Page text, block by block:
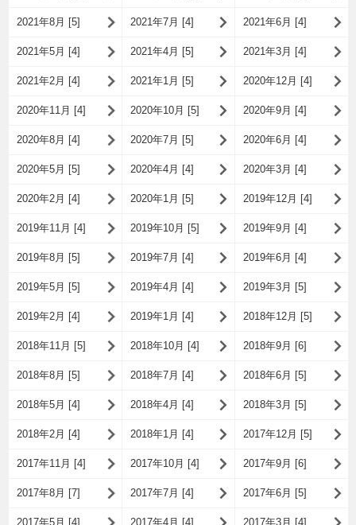
2021年8月 [5] 2021年7月 [4] 2021年6月 [4]
2021年5月 [4] 2021年4月 [5] 2021年3月 [4]
2021年2月 [4] 2021年1月 [5] 2020年12月 [4]
2020年11月 [4] 2020年10月 [5] 2020年9月 [4]
2020年8月 [4] 2020年7月 [5] 2020年6月 [4]
2020年5月 [5] 2020年4月 [4] 2020年3月 [4]
2020年2月 [4] 2020年1月 [5] 2019年12月 [4]
2019年11月 [4] 2019年10月 [5] 2019年9月 [4]
2019年8月 [5] 2019年7月 [4] 2019年6月 [4]
2019年5月 [5] 2019年4月 [4] 2019年3月 [5]
2019年2月 [4] 2019年1月 [4] 2018年12月 [5]
2018年11月 [5] 2018年10月 [4] 2018年9月 [6]
2018年8月 [5] 2018年7月 [4] 2018年6月 [5]
2018年5月 [4] 2018年4月 [4] 2018年3月 [5]
2018年2月 [4] 2018年1月 [4] 2017年12月 [5]
2017年11月 [4] 2017年10月 [4] 2017年9月 [6]
2017年8月 [7] 2017年7月 [4] 2017年6月 [5]
2017年5月 [4] 2017年4月 [4] 2017年3月 [4]